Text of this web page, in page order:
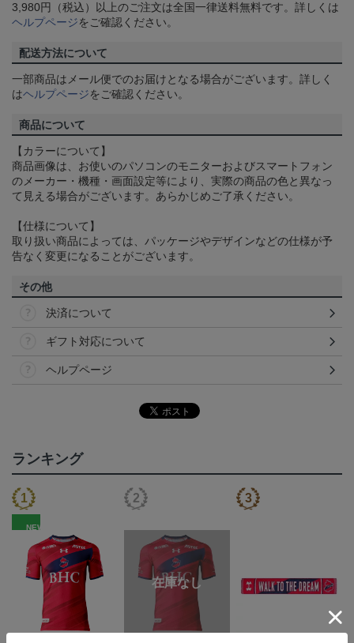
3,980円（税込）以上のご注文は全国一律送料無料です。詳しくは
ヘルプページをご確認ください。
配送方法について
一部商品はメール便でのお届けとなる場合がございます。詳しく
はヘルプページをご確認ください。
商品について
【カラーについて】
商品画像は、お使いのパソコンのモニターおよびスマートフォン
のメーカー・機種・画面設定等により、実際の商品の色と異なっ
て見える場合がございます。あらかじめご了承ください。
【仕様について】
取り扱い商品によっては、パッケージやデザインなどの仕様が予
告なく変更になることがございます。
その他
決済について
ギフト対応について
ヘルプページ
ランキング
NEW